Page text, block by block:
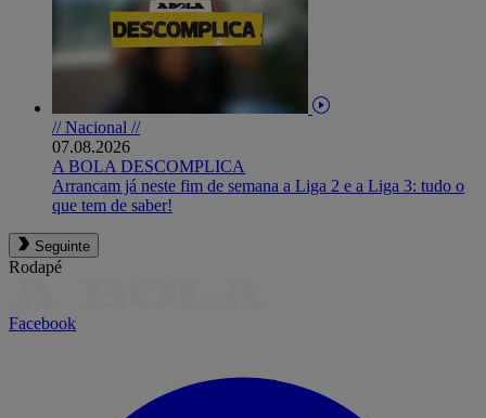
// Nacional //
07.08.2026
A BOLA DESCOMPLICA
Arrancam já neste fim de semana a Liga 2 e a Liga 3: tudo o
que tem de saber!
Seguinte
Rodapé
Facebook